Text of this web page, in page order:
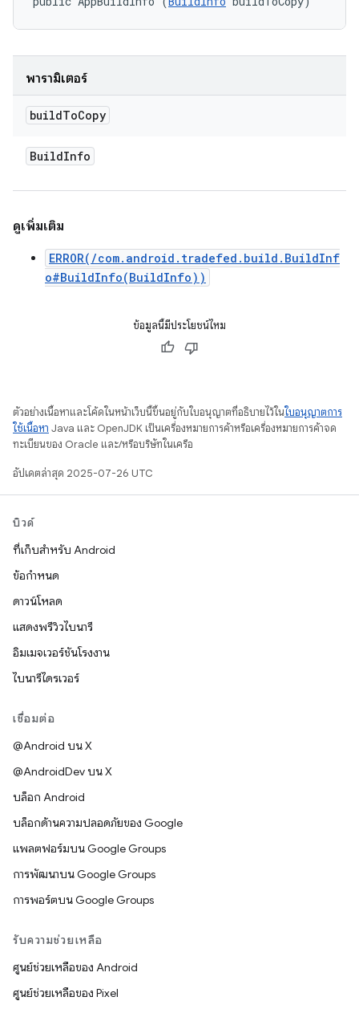
พารามิเตอร์
buildToCopy
BuildInfo
ดูเพิ่มเติม
ERROR(/com.android.tradefed.build.BuildInf
o#BuildInfo(BuildInfo))
ข้อมูลนี้มีประโยชน์ไหม
ตัวอย่างเนื้อหาและโค้ดในหน้าเว็บนี้ขึ้นอยู่กับใบอนุญาตที่อธิบายไว้ในใบอนุญาตการ
ใช้เนื้อหา Java และ OpenJDK เป็นเครื่องหมายการค้าหรือเครื่องหมายการค้าจด
ทะเบียนของ Oracle และ/หรือบริษัทในเครือ
อัปเดตล่าสุด 2025-07-26 UTC
บิวด์
ที่เก็บสำหรับ Android
ข้อกำหนด
ดาวน์โหลด
แสดงพรีวิวไบนารี
อิมเมจเวอร์ชันโรงงาน
ไบนารีไดรเวอร์
เชื่อมต่อ
@Android บน X
@AndroidDev บน X
บล็อก Android
บล็อกด้านความปลอดภัยของ Google
แพลตฟอร์มบน Google Groups
การพัฒนาบน Google Groups
การพอร์ตบน Google Groups
รับความช่วยเหลือ
ศูนย์ช่วยเหลือของ Android
ศูนย์ช่วยเหลือของ Pixel